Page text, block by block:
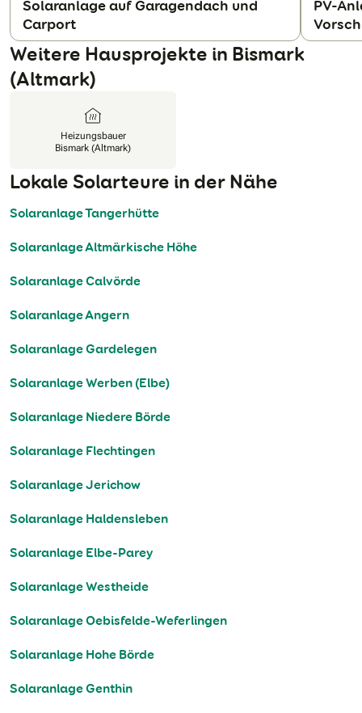
Solaranlage auf Garagendach und
Carport
PV-
Weitere Hausprojekte in Bismark
(Altmark)
Heizungsbauer
Bismark (Altmark)
Lokale Solarteure in der Nähe
Solaranlage Tangerhütte
Solaranlage Altmärkische Höhe
Solaranlage Calvörde
Solaranlage Angern
Solaranlage Gardelegen
Solaranlage Werben (Elbe)
Solaranlage Niedere Börde
Solaranlage Flechtingen
Solaranlage Jerichow
Solaranlage Haldensleben
Solaranlage Elbe-Parey
Solaranlage Westheide
Solaranlage Oebisfelde-Weferlingen
Solaranlage Hohe Börde
Solaranlage Genthin